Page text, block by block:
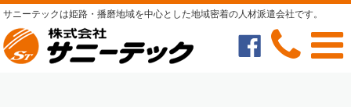
サニーテックは姫路・播磨地域を中心とした地域密着の人材派遣会社です。